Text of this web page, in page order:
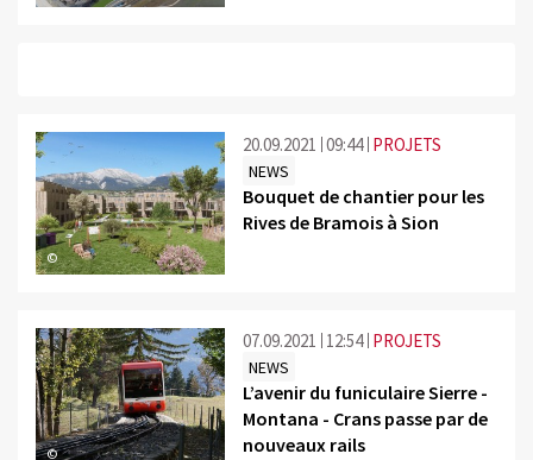
©
20.09.2021 09:44 PROJETS
NEWS
Bouquet de chantier pour les
Rives de Bramois à Sion
©
07.09.2021 12:54 PROJETS
NEWS
L’avenir du funiculaire Sierre -
Montana - Crans passe par de
nouveaux rails